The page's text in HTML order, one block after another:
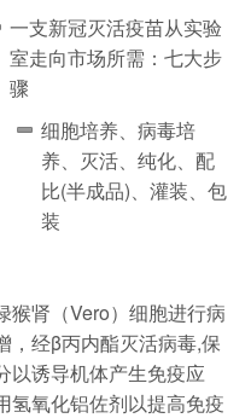
一支新冠灭活疫苗从实验
室走向市场所需：七大步
骤
细胞培养、病毒培
养、灭活、纯化、配
比(半成品)、灌装、包
装
猴肾（Vero）细胞进行病
，经β丙内酯灭活病毒,保
以诱导机体产生免疫应
氢氧化铝佐剂以提高免疫